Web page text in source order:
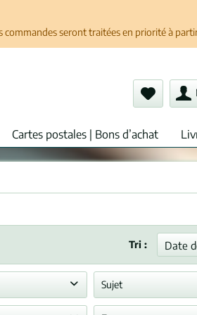
seront traitées en priorité à
Cartes postales | Bons d’achat
Tri :
Sujet